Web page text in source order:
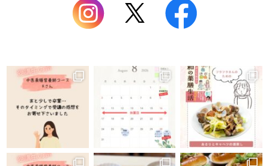
プライベートレッスン
和の薬膳®クラス
山内メソッドセミナー
特別講座